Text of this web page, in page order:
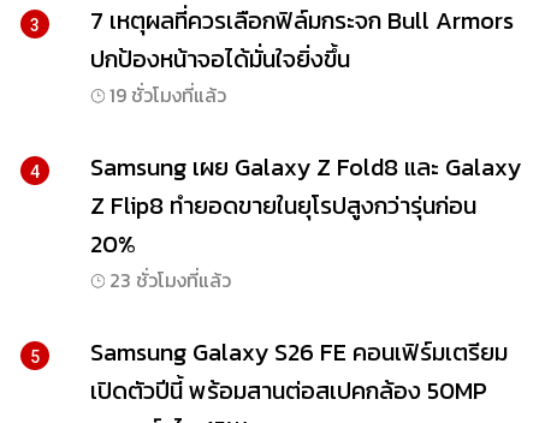
3
7 เหตุผลที่ควรเลือกฟิล์มกระจก Bull Armors
ปกป้องหน้าจอได้มั่นใจยิ่งขึ้น
19 ชั่วโมงที่แล้ว
4
Samsung เผย Galaxy Z Fold8 และ Galaxy
Z Flip8 ทำยอดขายในยุโรปสูงกว่ารุ่นก่อน
20%
23 ชั่วโมงที่แล้ว
5
Samsung Galaxy S26 FE คอนเฟิร์มเตรียม
เปิดตัวปีนี้ พร้อมสานต่อสเปคกล้อง 50MP